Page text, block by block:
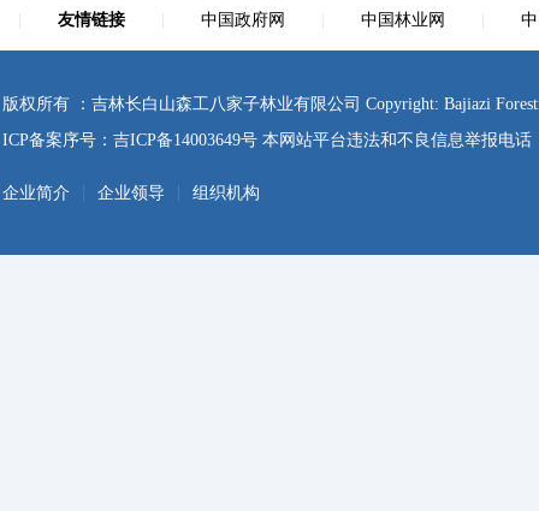
友情链接 中国政府网 中国林业网
版权所有 ：吉林长白山森工八家子林业有限公司 Copyright: Bajiazi
ICP备案序号： 吉ICP备14003649号 本网站平台违法和不良信息举报电话
企业简介 企业领导 组织机构